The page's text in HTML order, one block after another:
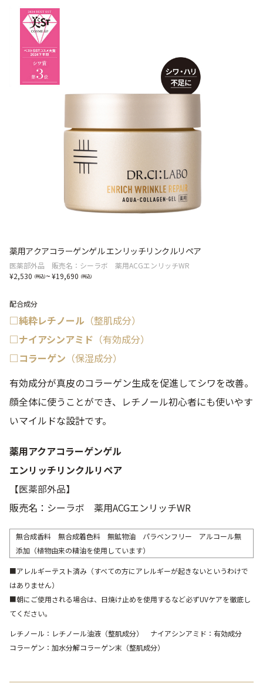
薬用アクアコラーゲンゲル エンリッチリンクルリペア
医薬部外品 販売名：シーラボ 薬用ACGエンリッチWR
2,530
~ 19,690
配合成分
□純粋レチノール （整肌成分）
□ナイアシンアミド （有効成分）
□コラーゲン （保湿成分）
有効成分が真皮のコラーゲン生成を促進してシワを改善。
顔全体に使うことができ、レチノール初心者にも使いやす
いマイルドな設計です。
薬用アクアコラーゲンゲル
エンリッチリンクルリペア
【医薬部外品】
販売名：シーラボ 薬用ACGエンリッチWR
無合成香料 無合成着色料 無鉱物油 パラベンフリー アルコール無
添加（植物由来の精油を使用しています）
■アレルギーテスト済み（すべての方にアレルギーが起きないというわけで
はありません）
■朝にご使用される場合は、日焼け止めを使用するなど必ずUVケアを徹底し
てください。
レチノール：レチノール油液（整肌成分） ナイアシンアミド：有効成分
コラーゲン：加水分解コラーゲン末（整肌成分）